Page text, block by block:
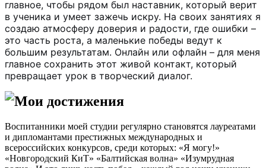
главное, чтобы рядом был наставник, который верит
в ученика и умеет зажечь искру. На своих занятиях я
создаю атмосферу доверия и радости, где ошибки –
это часть роста, а маленькие победы ведут к
большим результатам. Онлайн или офлайн – для меня
главное сохранить этот живой контакт, который
превращает урок в творческий диалог.
Мои достижения
Воспитанники моей студии регулярно становятся лауреатами
и дипломантами престижных международных и
всероссийских конкурсов, среди которых: «Я могу!»
«Новгородский КиТ» «Балтийская волна» «Изумрудная